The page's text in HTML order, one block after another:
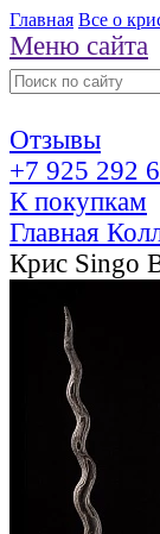
Главная Все о
Меню сайта
Отзывы
+7 925 292
К покупкам
Главная
Крис Singo